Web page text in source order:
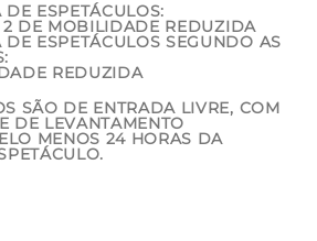
ESPETÁCULOS:
2 DE MOBILIDADE REDUZIDA
ESPETÁCULOS SEGUNDO AS
REDUZIDA
SÃO DE ENTRADA LIVRE, COM
DE LEVANTAMENTO
MENOS 24 HORAS DA